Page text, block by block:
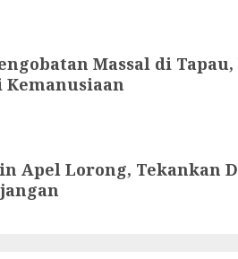
Massal di
Kemanusiaan
Apel Lorong, Tekankan